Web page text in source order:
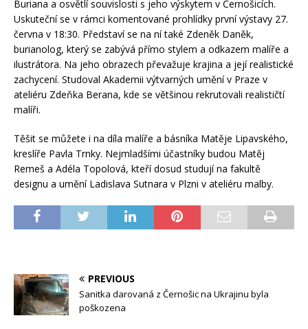
Buriana a osvětlí souvislosti s jeho výskytem v Černošicích.
Uskuteční se v rámci komentované prohlídky první výstavy 27.
června v 18:30. Představí se na ní také Zdeněk Daněk,
burianolog, který se zabývá přímo stylem a odkazem malíře a
ilustrátora. Na jeho obrazech převažuje krajina a její realistické
zachycení. Studoval Akademii výtvarných umění v Praze v
ateliéru Zdeňka Berana, kde se většinou rekrutovali realističtí
malíři.
Těšit se můžete i na díla malíře a básníka Matěje Lipavského,
kreslíře Pavla Trnky. Nejmladšími účastníky budou Matěj
Remeš a Adéla Topolová, kteří dosud studují na fakultě
designu a umění Ladislava Sutnara v Plzni v ateliéru malby.
PREVIOUS
Sanitka darovaná z Černošic na Ukrajinu byla
poškozena